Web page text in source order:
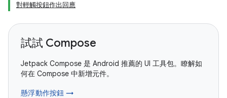
對輕觸按鈕作出回應
試試 Compose
Jetpack Compose 是 Android 推薦的 UI 工具包。瞭解如
何在 Compose 中新增元件。
懸浮動作按鈕 →